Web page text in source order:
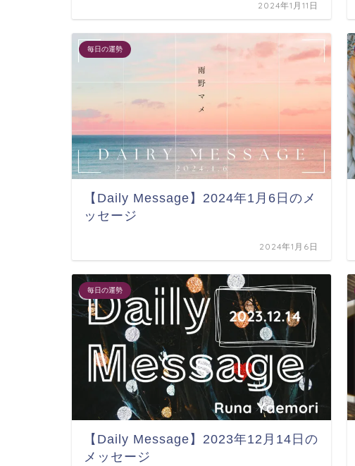
2024年1月11日
毎日の運勢
【Daily Message】2024年1月6日のメ
ッセージ
2024年1月6日
毎日の運勢
【Daily Message】2023年12月14日の
メッセージ